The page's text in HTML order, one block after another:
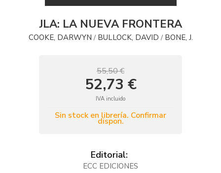
JLA: LA NUEVA FRONTERA
COOKE, DARWYN / BULLOCK, DAVID / BONE, J.
55,50 €
52,73 €
IVA incluido
Sin stock en librería. Confirmar
dispon.
Editorial:
ECC EDICIONES